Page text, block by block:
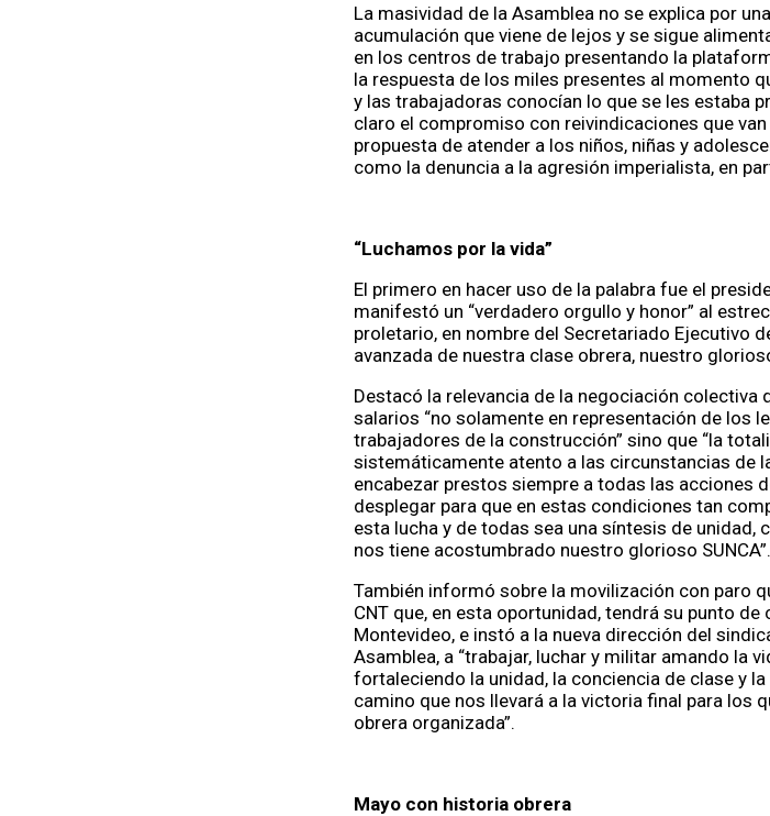
La masividad de la Asamblea no se explica por
acumulación que viene de lejos y se sigue
en los centros de trabajo presentando la
la respuesta de los miles presentes al momento
y las trabajadoras conocían lo que se les estaba
claro el compromiso con reivindicaciones que
propuesta de atender a los niños, niñas y
como la denuncia a la agresión imperialista, en
“Luchamos por la vida”
El primero en hacer uso de la palabra fue el
manifestó un “verdadero orgullo y honor” al
proletario, en nombre del Secretariado Ejecutivo
avanzada de nuestra clase obrera, nuestro
Destacó la relevancia de la negociación
salarios “no solamente en representación de los
trabajadores de la construcción” sino que “la
sistemáticamente atento a las circunstancias de
encabezar prestos siempre a todas las acciones
desplegar para que en estas condiciones tan
esta lucha y de todas sea una síntesis de unidad,
nos tiene acostumbrado nuestro glorioso SUNCA”.
También informó sobre la movilización con paro
CNT que, en esta oportunidad, tendrá su punto
Montevideo, e instó a la nueva dirección del
Asamblea, a “trabajar, luchar y militar amando la
fortaleciendo la unidad, la conciencia de clase y
camino que nos llevará a la victoria final para los
obrera organizada”.
Mayo con historia obrera